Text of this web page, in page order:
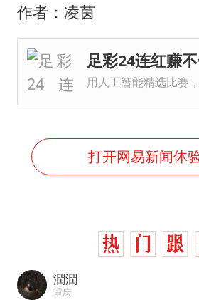
作者：凌茵
足彩24连红赚
用人工智能精选比赛
打开网易新闻体
潤潤
重庆